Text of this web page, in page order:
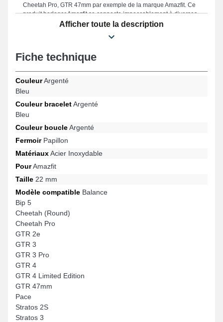
Cheetah Pro, GTR 47mm par exemple de la marque Amazfit. Ce
produit horloger Amazfit se connecte impeccablement à diverses
références de la marque.Afficher toute la description
Fiche technique
CouleurArgenté
Bleu
Couleur braceletArgenté
Bleu
Couleur boucleArgenté
FermoirPapillon
MatériauxAcier Inoxydable
PourAmazfit
Taille 22 mm
Modèle compatible Balance
Bip 5
Cheetah (Round)
Cheetah Pro
GTR 2e
GTR 3
GTR 3 Pro
GTR 4
GTR 4 Limited Edition
GTR 47mm
Pace
Stratos 2S
Stratos 3